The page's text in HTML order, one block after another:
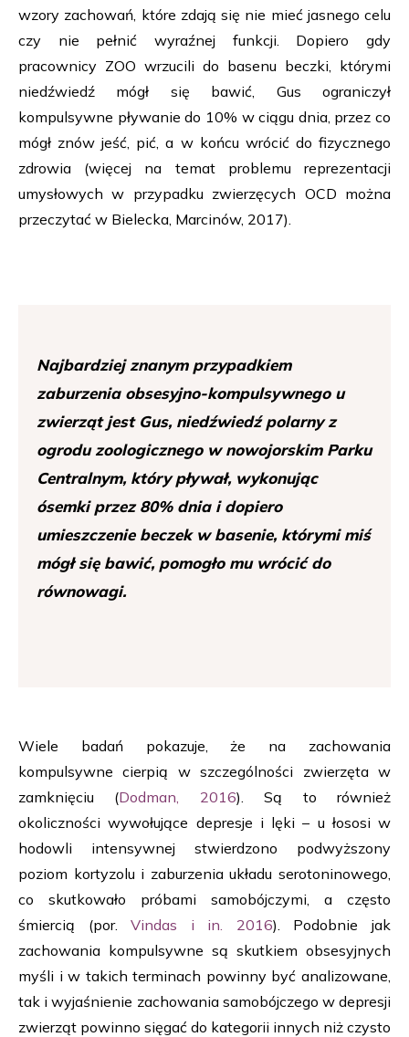
wzory zachowań, które zdają się nie mieć jasnego celu
czy nie pełnić wyraźnej funkcji. Dopiero gdy
pracownicy ZOO wrzucili do basenu beczki, którymi
niedźwiedź mógł się bawić, Gus ograniczył
kompulsywne pływanie do 10% w ciągu dnia, przez co
mógł znów jeść, pić, a w końcu wrócić do fizycznego
zdrowia (więcej na temat problemu reprezentacji
umysłowych w przypadku zwierzęcych OCD można
przeczytać w Bielecka, Marcinów, 2017).
Najbardziej znanym przypadkiem
zaburzenia obsesyjno-kompulsywnego u
zwierząt jest Gus, niedźwiedź polarny z
ogrodu zoologicznego w nowojorskim Parku
Centralnym, który pływał, wykonując
ósemki przez 80% dnia i dopiero
umieszczenie beczek w basenie, którymi miś
mógł się bawić, pomogło mu wrócić do
równowagi.
Wiele badań pokazuje, że na zachowania
kompulsywne cierpią w szczególności zwierzęta w
zamknięciu (Dodman, 2016). Są to również
okoliczności wywołujące depresje i lęki – u łososi w
hodowli intensywnej stwierdzono podwyższony
poziom kortyzolu i zaburzenia układu serotoninowego,
co skutkowało próbami samobójczymi, a często
śmiercią (por.Vindas i in. 2016). Podobnie jak
zachowania kompulsywne są skutkiem obsesyjnych
myśli i w takich terminach powinny być analizowane,
tak i wyjaśnienie zachowania samobójczego w depresji
zwierząt powinno sięgać do kategorii innych niż czysto